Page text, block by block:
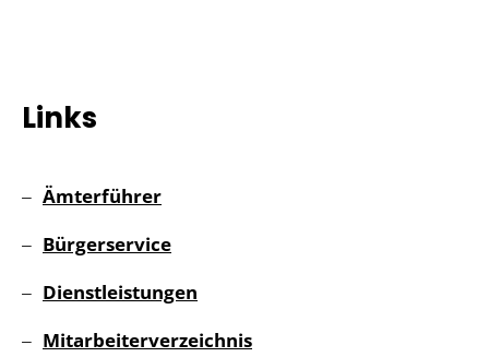
Links
Ämterführer
Bürgerservice
Dienstleistungen
Mitarbeiterverzeichnis